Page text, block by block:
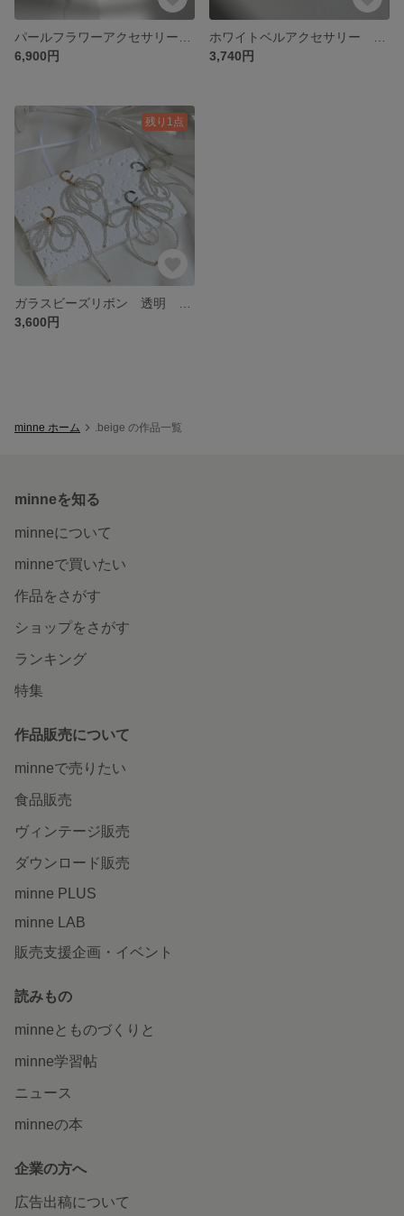
6,900円
3,740円
残り1点
3,600円
minne ホーム .beige の作品一覧
minneを知る
minneについて
minneで買いたい
作品をさがす
ショップをさがす
ランキング
特集
作品販売について
minneで売りたい
食品販売
ヴィンテージ販売
ダウンロード販売
minne PLUS
minne LAB
販売支援企画・イベント
読みもの
minneとものづくりと
minne学習帖
ニュース
minneの本
企業の方へ
広告出稿について